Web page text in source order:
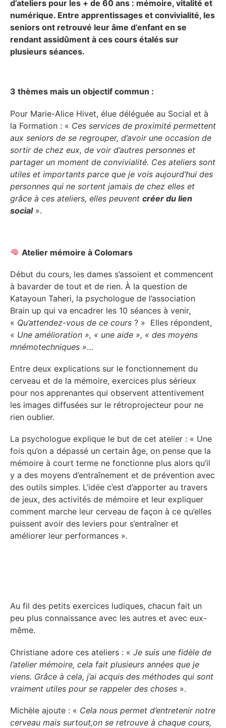
d’ateliers pour les + de 60 ans : mémoire, vitalité et
numérique. Entre apprentissages et convivialité, les
seniors ont retrouvé leur âme d’enfant en se
rendant assidûment à ces cours étalés sur
plusieurs séances.
3 thèmes mais un objectif commun :
Pour Marie-Alice Hivet, élue déléguée au Social et à
la Formation : « Ces services de proximité permettent
aux seniors de se regrouper, d’avoir une occasion de
sortir de chez eux, de voir d’autres personnes et
partager un moment de convivialité. Ces ateliers sont
utiles et importants parce que je vois aujourd’hui des
personnes qui ne sortent jamais de chez elles et
grâce à ces ateliers, elles peuvent créer du lien
social ».
Atelier mémoire à Colomars
Début du cours, les dames s’assoient et commencent
à bavarder de tout et de rien. À la question de
Katayoun Taheri, la psychologue de l’association
Brain up qui va encadrer les 10 séances à venir,
« Qu’attendez-vous de ce cours ? » Elles répondent,
« Une amélioration », « une aide », « des moyens
mnémotechniques »…
Entre deux explications sur le fonctionnement du
cerveau et de la mémoire, exercices plus sérieux
pour nos apprenantes qui observent attentivement
les images diffusées sur le rétroprojecteur pour ne
rien oublier.
La psychologue explique le but de cet atelier : « Une
fois qu’on a dépassé un certain âge, on pense que la
mémoire à court terme ne fonctionne plus alors qu’il
y a des moyens d’entraînement et de prévention avec
des outils simples. L’idée c’est d’apporter au travers
de jeux, des activités de mémoire et leur expliquer
comment marche leur cerveau de façon à ce qu’elles
puissent avoir des leviers pour s’entraîner et
améliorer leur performances ».
Au fil des petits exercices ludiques, chacun fait un
peu plus connaissance avec les autres et avec eux-
même.
Christiane adore ces ateliers : « Je suis une fidèle de
l’atelier mémoire, cela fait plusieurs années que je
viens. Grâce à cela, j’ai acquis des méthodes qui sont
vraiment utiles pour se rappeler des choses ».
Michèle ajoute : « Cela nous permet d’entretenir notre
cerveau mais surtout,on se retrouve à chaque cours,